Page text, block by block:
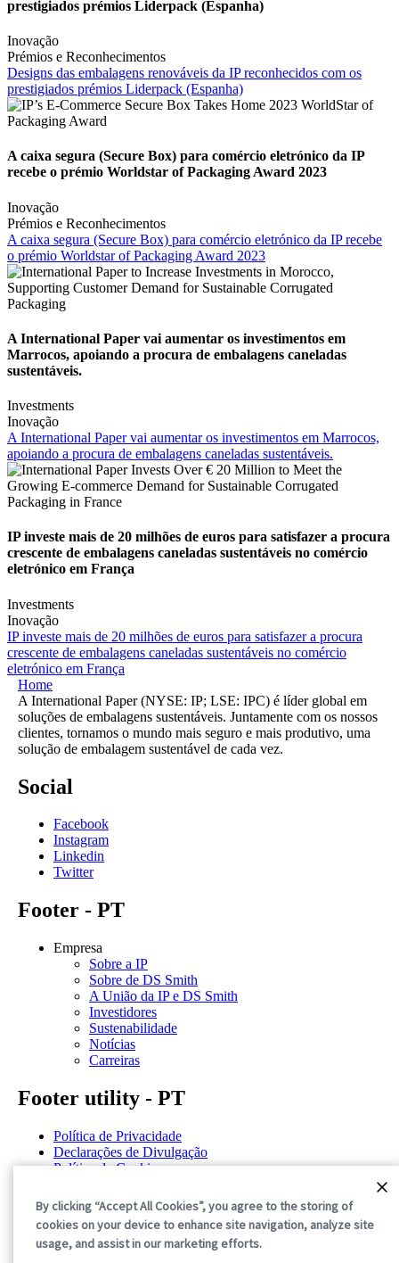
prestigiados prémios Liderpack (Espanha)
Inovação
Prémios e Reconhecimentos
Designs das embalagens renováveis da IP reconhecidos com os
prestigiados prémios Liderpack (Espanha)
A caixa segura (Secure Box) para comércio eletrónico da IP
recebe o prémio Worldstar of Packaging Award 2023
Inovação
Prémios e Reconhecimentos
A caixa segura (Secure Box) para comércio eletrónico da IP recebe
o prémio Worldstar of Packaging Award 2023
A International Paper vai aumentar os investimentos em
Marrocos, apoiando a procura de embalagens caneladas
sustentáveis.
Investments
Inovação
A International Paper vai aumentar os investimentos em Marrocos,
apoiando a procura de embalagens caneladas sustentáveis.
IP investe mais de 20 milhões de euros para satisfazer a procura
crescente de embalagens caneladas sustentáveis no comércio
eletrónico em França
Investments
Inovação
IP investe mais de 20 milhões de euros para satisfazer a procura
crescente de embalagens caneladas sustentáveis no comércio
eletrónico em França
Home
A International Paper (NYSE: IP; LSE: IPC) é líder global em
soluções de embalagens sustentáveis. Juntamente com os nossos
clientes, tornamos o mundo mais seguro e mais produtivo, uma
solução de embalagem sustentável de cada vez.
Social
Facebook
Instagram
Linkedin
Twitter
Footer - PT
Empresa
Sobre a IP
Sobre de DS Smith
A União da IP e DS Smith
Investidores
Sustenabilidade
Notícias
Carreiras
Footer utility - PT
Política de Privacidade
Declarações de Divulgação
Política de Cookies
©2026 International Paper. All Rights Reserved.
By clicking “Accept All Cookies”, you agree to the storing of
cookies on your device to enhance site navigation, analyze site
usage, and assist in our marketing efforts.